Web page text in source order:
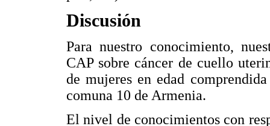
Discusión
Para nuestro conocimiento,
CAP sobre cáncer de cuello
de mujeres en edad
comuna 10 de Armenia.
El nivel de conocimientos con